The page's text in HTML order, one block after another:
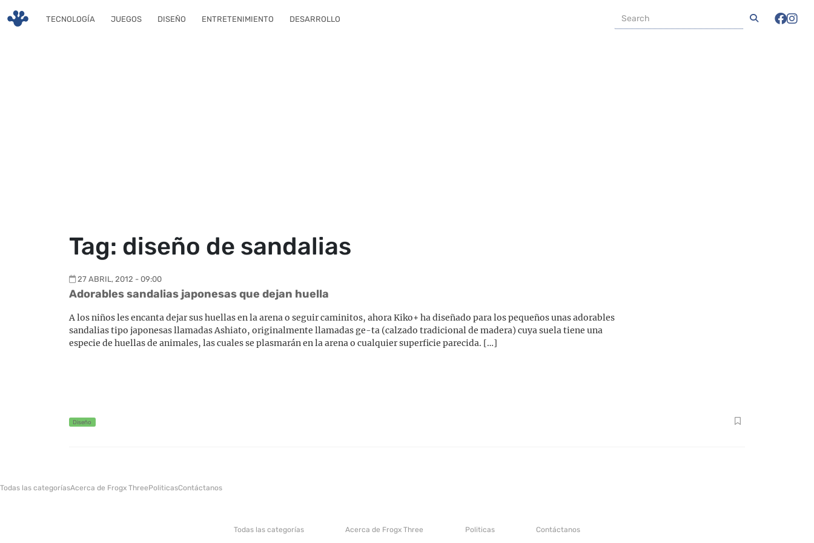
TECNOLOGÍA JUEGOS DISEÑO ENTRETENIMIENTO DESARROLLO
Tag: diseño de sandalias
27 ABRIL, 2012 - 09:00
Adorables sandalias japonesas que dejan huella
A los niños les encanta dejar sus huellas en la arena o seguir caminitos, ahora Kiko+ ha diseñado para los pequeños unas adorables
sandalias tipo japonesas llamadas Ashiato, originalmente llamadas ge-ta (calzado tradicional de madera) cuya suela tiene una
especie de huellas de animales, las cuales se plasmarán en la arena o cualquier superficie parecida. […]
Diseño
Todas las categoríasAcerca de Frogx ThreePoliticasContáctanos
Todas las categorías Acerca de Frogx Three Politicas Contáctanos